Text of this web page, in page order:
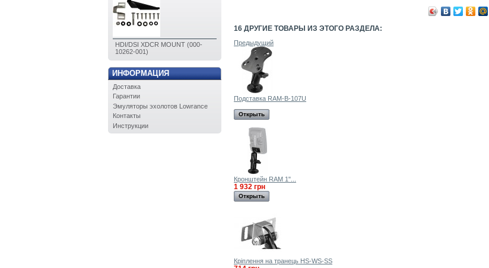
HDI/DSI XDCR MOUNT (000-
10262-001)
ИНФОРМАЦИЯ
Доставка
Гарантии
Эмуляторы эхолотов Lowrance
Контакты
Инструкции
16 ДРУГИЕ ТОВАРЫ ИЗ ЭТОГО РАЗДЕЛА:
Предыдущий
Подставка RAM-B-107U
Открыть
Кронштейн RAM 1"...
1 932 грн
Открыть
Кріплення на транець HS-WS-SS